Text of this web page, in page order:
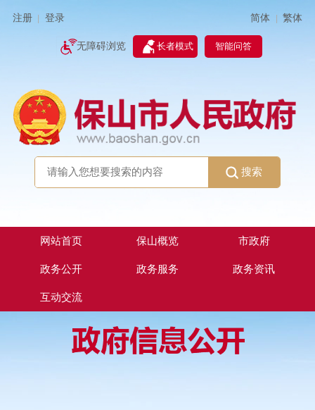
注册 登录 简体 | 繁体
无障碍浏览 长者模式 智能问答
搜索
网站首页 保山概览 市政府
政务公开 政务服务 政务资讯
互动交流